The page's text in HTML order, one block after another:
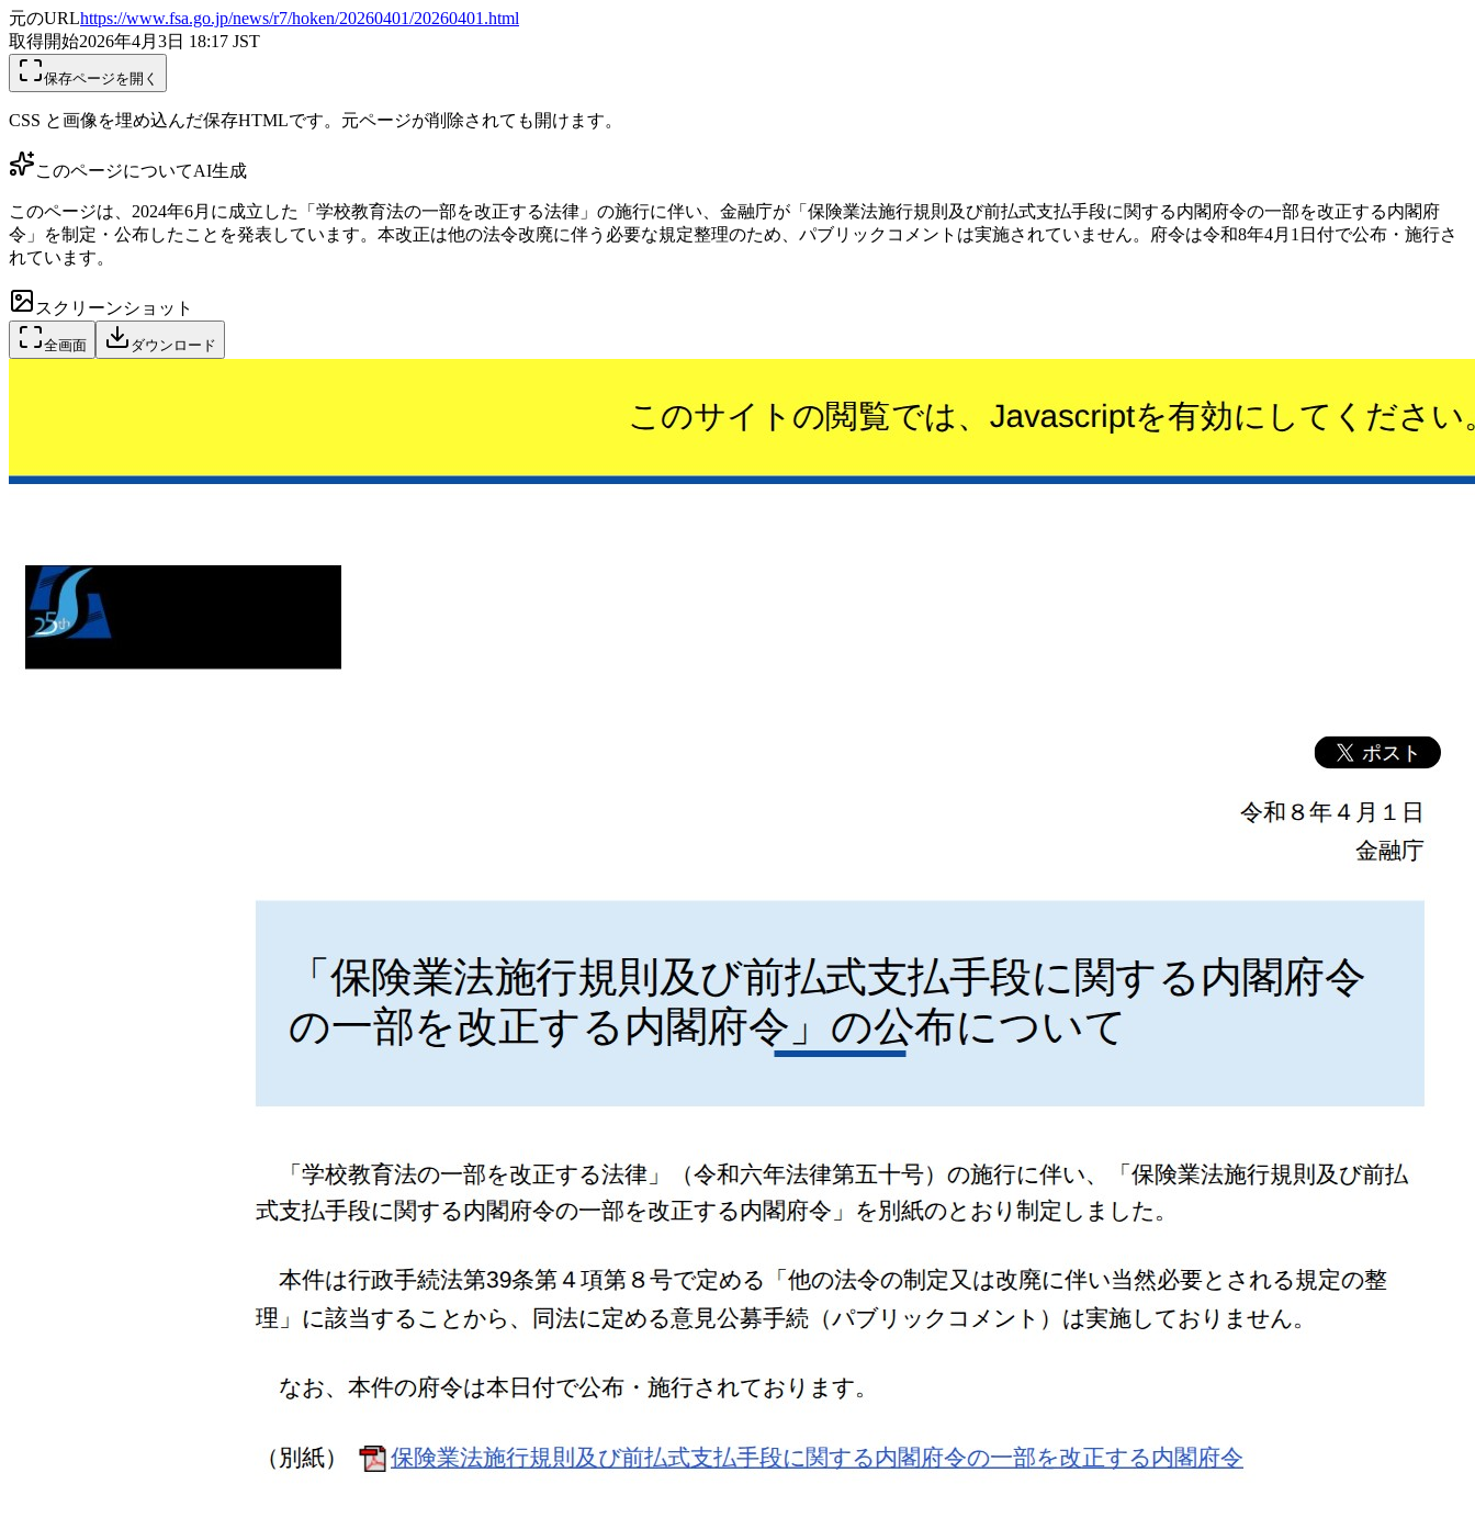
元のURLhttps://www.fsa.go.jp/news/r7/hoken/20260401/20260401.html
取得開始2026年4月3日 18:17 JST
保存ページを開く
CSS と画像を埋め込んだ保存HTMLです。元ページが削除されても開けます。
このページについてAI生成
このページは、2024年6月に成立した「学校教育法の一部を改正する法律」の施行に伴い、金融庁が「保険業法施行規則及び前払式支払手段に関する内閣府令の一部を改正する内閣府
令」を制定・公布したことを発表しています。本改正は他の法令改廃に伴う必要な規定整理のため、パブリックコメントは実施されていません。府令は令和8年4月1日付で公布・施行さ
れています。
スクリーンショット
全画面 ダウンロード